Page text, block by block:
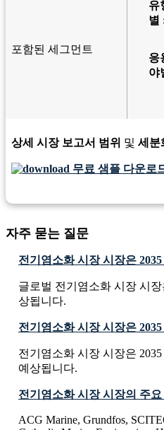
포함된 세그먼트
유
별
응
야
상세 시장 보고서 범위 및 세분
무료 샘플 다운로
자주 묻는 질문
전기염소화 시장 시장은
글로벌 전기염소화 시장 시
상됩니다.
전기염소화 시장 시장은
전기염소화 시장 시장은
예상됩니다.
전기염소화 시장 시장의 주
ACG Marine, Grundfos,